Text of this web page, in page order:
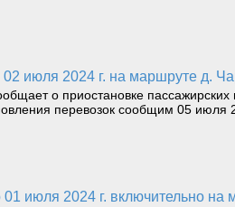
02 июля 2024 г. на маршруте д.
о приостановке
перевозок сообщим 05 июля
01 июля 2024 г. включительно